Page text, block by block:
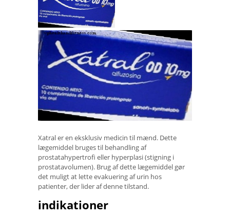
Xatral er en eksklusiv medicin til mænd. Dette
lægemiddel bruges til behandling af
prostatahypertrofi eller hyperplasi (stigning i
prostatavolumen). Brug af dette lægemiddel gør
det muligt at lette evakuering af urin hos
patienter, der lider af denne tilstand.
indikationer